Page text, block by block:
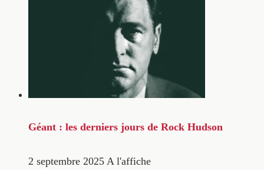
Géant : les derniers jours de Rock Hudson
2 septembre 2025 A l'affiche